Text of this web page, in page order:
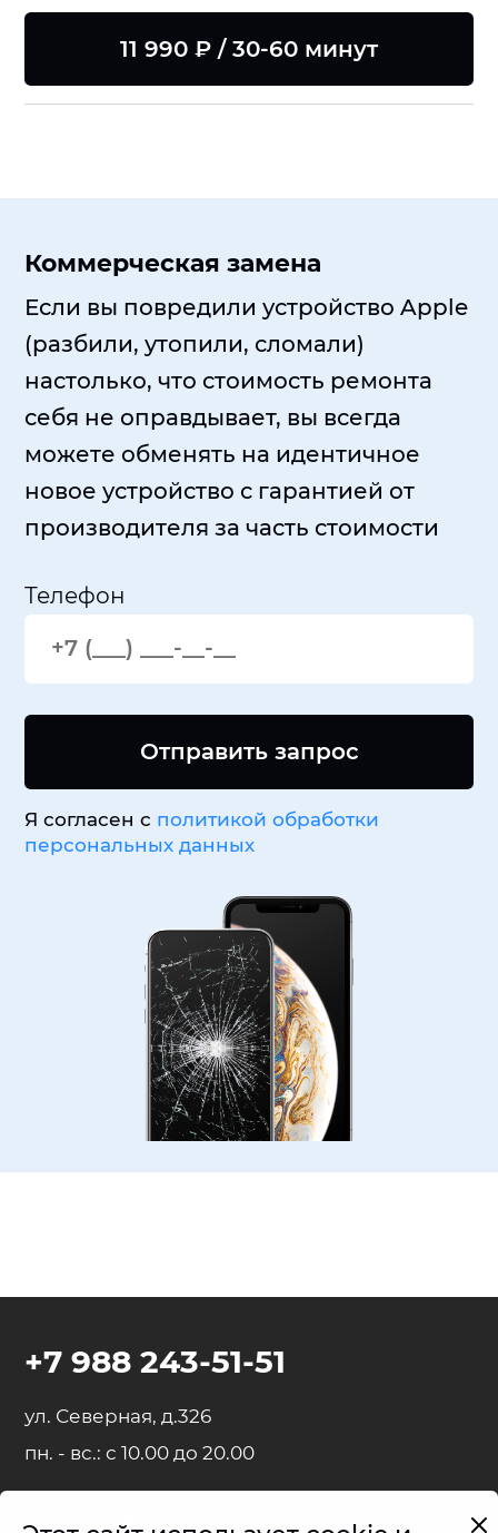
11 990 ₽ / 30-60 минут
Коммерческая замена
Если вы повредили устройство Apple
(разбили, утопили, сломали)
настолько, что стоимость ремонта
себя не оправдывает, вы всегда
можете обменять на идентичное
новое устройство с гарантией от
производителя за часть стоимости
Телефон
Отправить запрос
Я согласен с политикой обработки
персональных данных
ул. Северная, д.326
пн. - вс.: с 10.00 до 20.00
+7 988 243-51-51